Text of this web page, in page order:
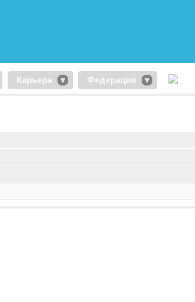
Карьера Федерация